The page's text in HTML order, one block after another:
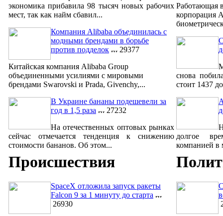
экономика прибавила 98 тысяч новых рабочих
мест, так как найм сбавил...
Компания Alibaba объединилась с
модными брендами в борьбе
против подделок
29377
Китайская компания Alibaba Group
объединенными усилиями с мировыми
брендами Swarovski и Prada, Givenchy,...
В Украине бананы подешевели за
год в 1,5 раза
27232
На отечественных оптовых рынках
сейчас отмечается тенденция к снижению
стоимости бананов. Об этом...
Работающая
корпорация
снова
стоит 1437
долгое
компанией в
Происшествия
SpaceX отложила запуск ракеты
Falcon 9 за 1 минуту до старта
26930